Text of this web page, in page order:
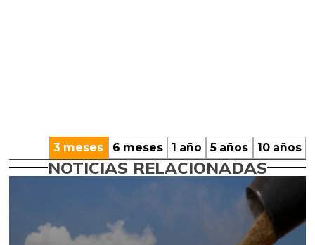
3 meses 6 meses 1 año 5 años 10 años
NOTICIAS RELACIONADAS